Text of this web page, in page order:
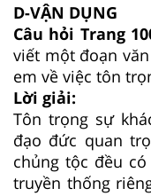
D-VẬN DỤNG
Câu hỏi Trang
viết một đoạn
em về việc tôn
Lời giải:
Tôn trọng sự
đạo đức quan
chủng tộc đều
truyền thống